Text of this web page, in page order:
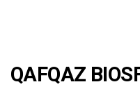
QAFQAZ